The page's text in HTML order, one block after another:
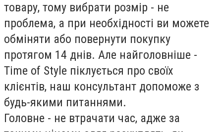
товару, тому вибрати розмір - не
проблема, а при необхідності ви можете
обміняти або повернути покупку
протягом 14 днів. Але найголовніше -
Time of Style піклується про своїх
клієнтів, наш консультант допоможе з
будь-якими питаннями.
Головне - не втрачати час, адже за